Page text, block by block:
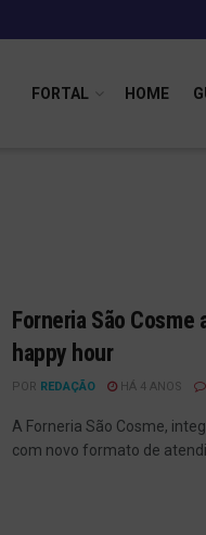
FORTAL HOME
Forneria São
happy hour
POR REDAÇÃO HÁ 4 ANOS
A Forneria São Cosme,
com novo formato de